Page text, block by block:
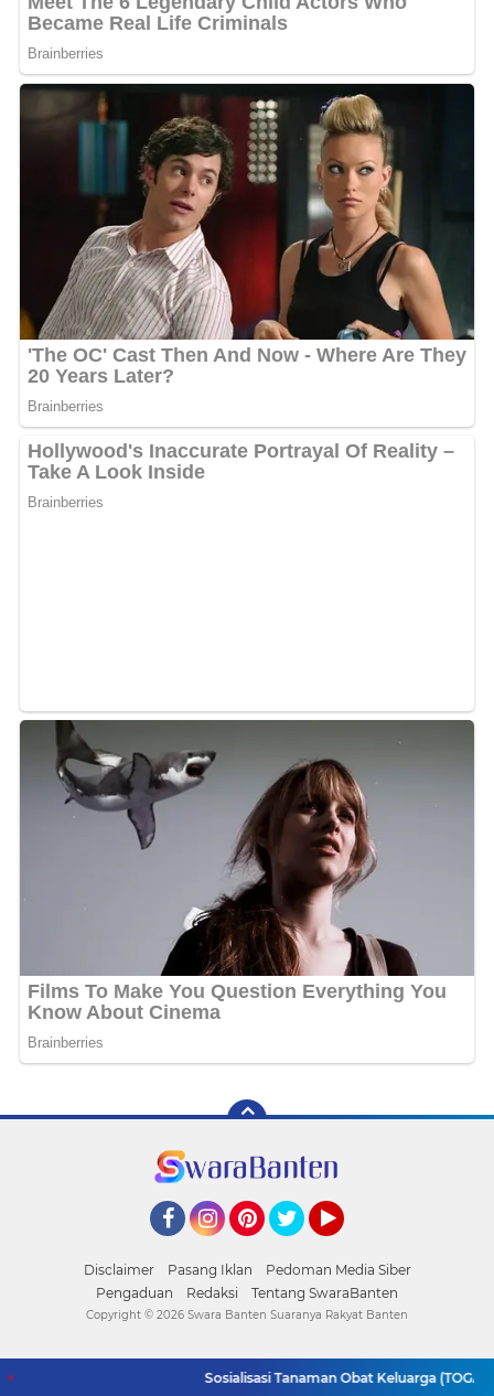
Disclaimer Pasang Iklan
Pedoman Media Siber
Pengaduan
Redaksi Tentang SwaraBanten
Sosialisasi Tanaman Obat Keluarga (TOGA),
Copyright © 2026 Swara Banten Suaranya Rakyat Banten